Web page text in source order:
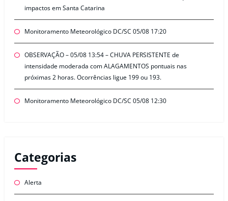
impactos em Santa Catarina
Monitoramento Meteorológico DC/SC 05/08 17:20
OBSERVAÇÃO – 05/08 13:54 – CHUVA PERSISTENTE de
intensidade moderada com ALAGAMENTOS pontuais nas
próximas 2 horas. Ocorrências ligue 199 ou 193.
Monitoramento Meteorológico DC/SC 05/08 12:30
Categorias
Alerta